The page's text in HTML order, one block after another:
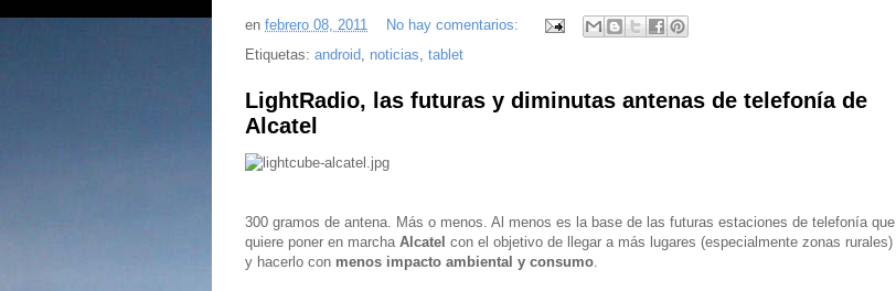
en febrero 08, 2011
No hay comentarios:
Etiquetas: android, noticias, tablet
LightRadio, las futuras y diminutas antenas de telefonía de
Alcatel
300 gramos de antena. Más o menos. Al menos es la base de las futuras estaciones de telefonía que
quiere poner en marcha Alcatel con el objetivo de llegar a más lugares (especialmente zonas rurales)
y hacerlo con menos impacto ambiental y consumo.